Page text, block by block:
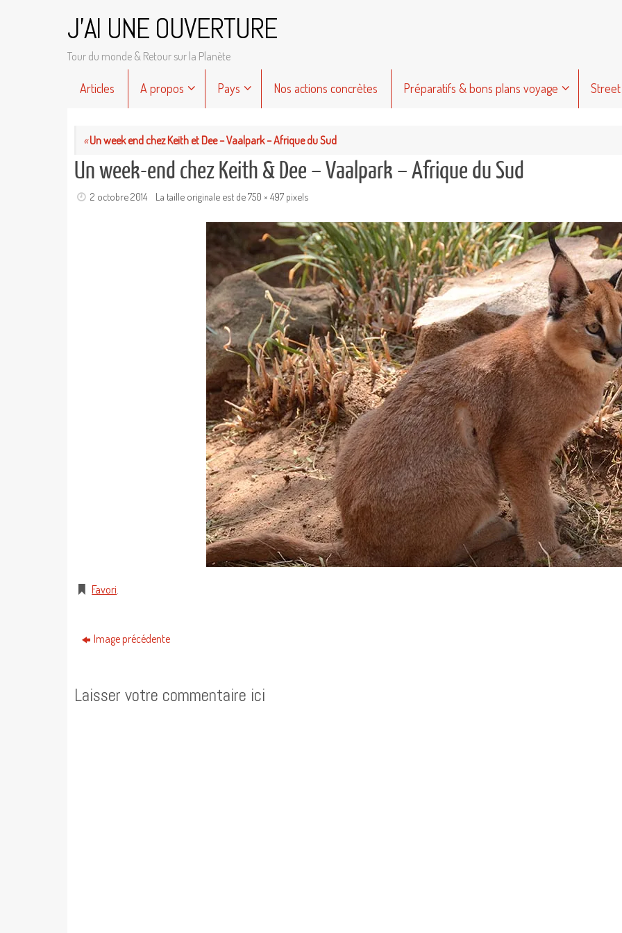
J'AI UNE OUVERTURE
Tour du monde & Retour sur la Planète
Articles A propos Pays Nos actions concrètes Préparatifs & bons plans voyage
«Un week end chez Keith et Dee – Vaalpark – Afrique du Sud
Un week-end chez Keith & Dee – Vaalpark – Afrique du Sud
2 octobre 2014 La taille originale est de750 × 497 pixels
Favori.
Image précédente
Laisser votre commentaire ici